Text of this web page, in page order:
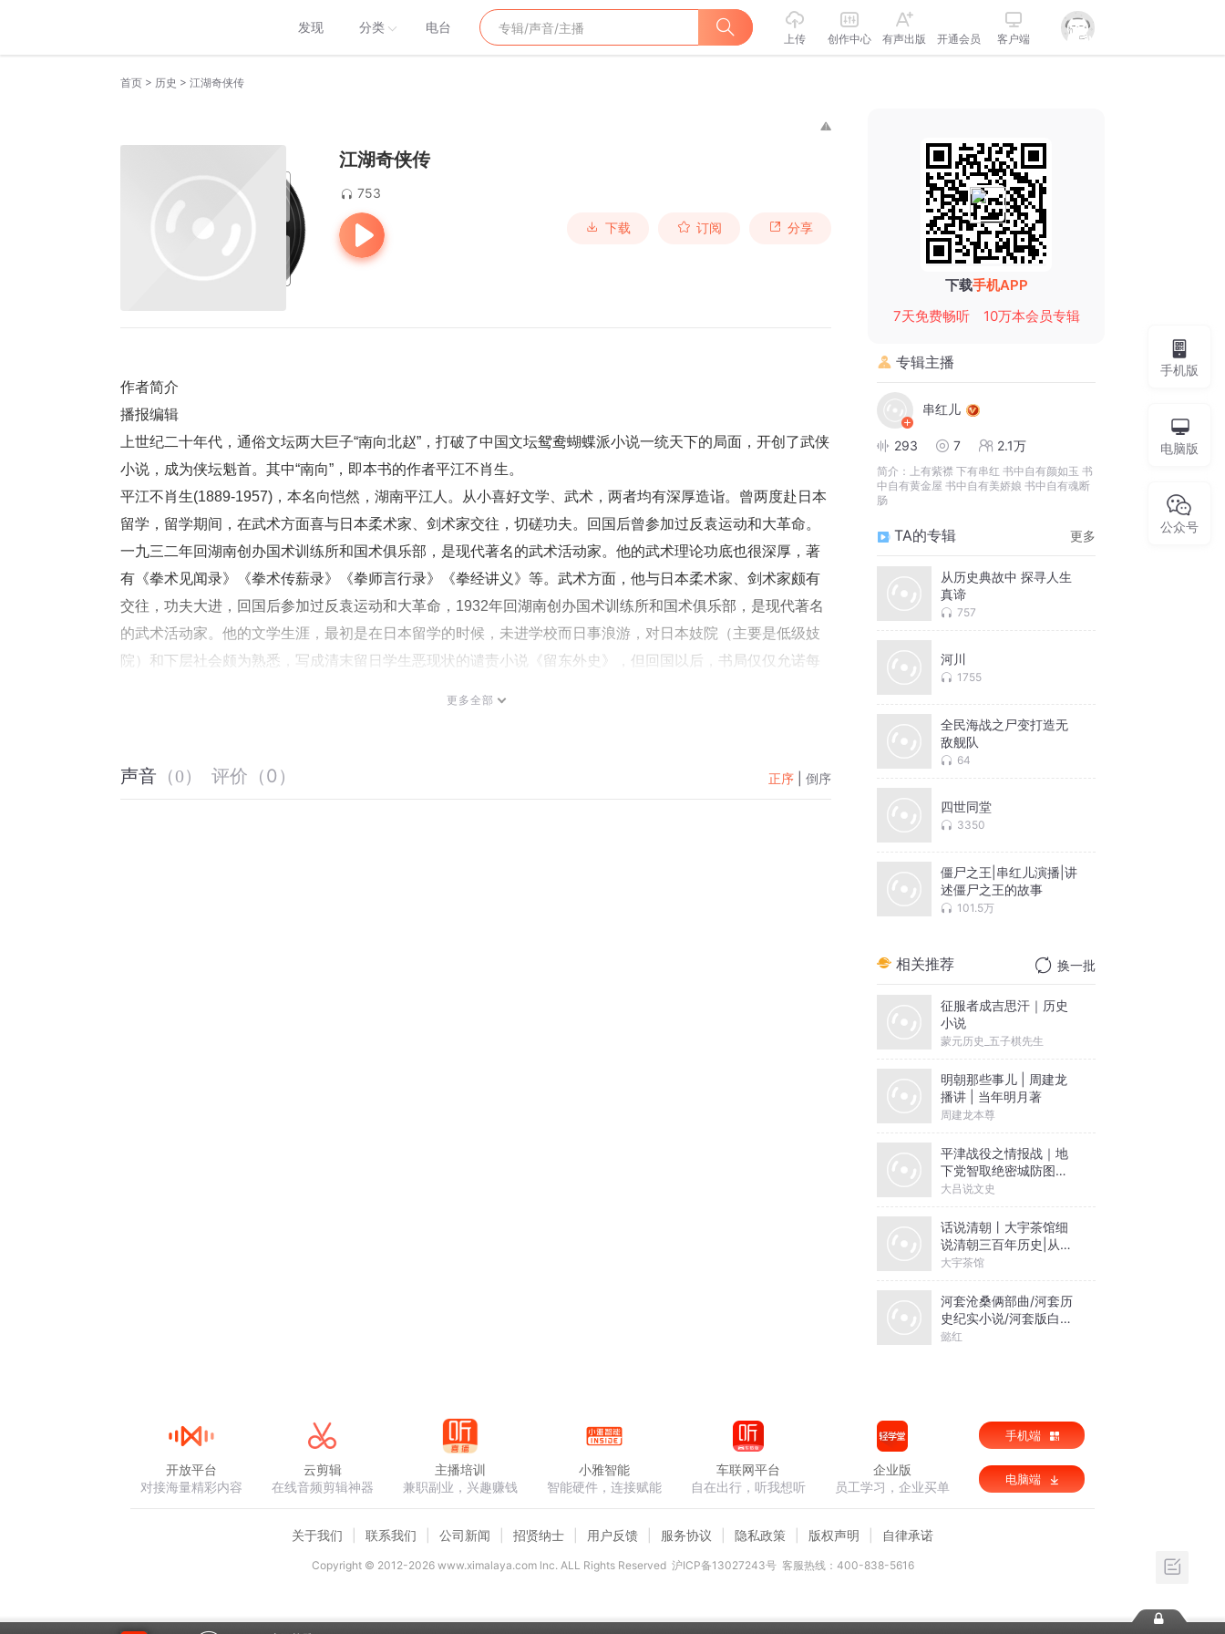
发现 分类 电台
上传 创作中心 有声出版 开通会员 客户端
首页 > 历史 > 江湖奇侠传
江湖奇侠传
753
下载 订阅 分享
作者简介
播报编辑
上世纪二十年代，通俗文坛两大巨子“南向北赵”，打破了中国文坛鸳鸯蝴蝶派小说一统天下的局面，开创了武侠
小说，成为侠坛魁首。其中“南向”，即本书的作者平江不肖生。
平江不肖生(1889-1957)，本名向恺然，湖南平江人。从小喜好文学、武术，两者均有深厚造诣。曾两度赴日本
留学，留学期间，在武术方面喜与日本柔术家、剑术家交往，切磋功夫。回国后曾参加过反袁运动和大革命。
一九三二年回湖南创办国术训练所和国术俱乐部，是现代著名的武术活动家。他的武术理论功底也很深厚，著
有《拳术见闻录》《拳术传薪录》《拳师言行录》《拳经讲义》等。武术方面，他与日本柔术家、剑术家颇有
交往，功夫大进，回国后参加过反袁运动和大革命，1932年回湖南创办国术训练所和国术俱乐部，是现代著名
的武术活动家。他的文学生涯，最初是在日本留学的时候，未进学校而日事浪游，对日本妓院（主要是低级妓
院）和下层社会颇为熟悉，写成清末留日学生恶现状的谴责小说《留东外史》，但回国以后，书局仅仅允诺每
以此奠定了他在现代武侠文学中的地位。平江不肖生的作品，受湖南民俗影响，将写实与神怪相结合，又善于
更多全部
声音 （0） 评价 （0 ） 正序 倒序
下载手机APP
7天免费畅听
10万本会员专辑
专辑主播
串红儿
293 7 2.1万
简介：
上有紫襟 下有串红 书中自有颜如玉 书
中自有黄金屋 书中自有美娇娘 书中自有魂断
肠
TA的专辑 更多
从历史典故中 探寻人生
真谛
757
河川
1755
全民海战之尸变打造无
敌舰队
64
四世同堂
3350
僵尸之王|串红儿演播|讲
述僵尸之王的故事
101.5万
相关推荐 换一批
征服者成吉思汗｜历史
小说
蒙元历史_五子棋先生
明朝那些事儿 | 周建龙
播讲 | 当年明月著
周建龙本尊
平津战役之情报战｜地
下党智取绝密城防图｜
谍战小说
大吕说文史
话说清朝丨大宇茶馆细
说清朝三百年历史|从努
尔哈赤到末代皇帝溥仪|
大宇茶馆
河套沧桑俩部曲/河套历
史纪实小说/河套版白鹿
原
懿红
手机版
电脑版
公众号
开放平台
对接海量精彩内容
云剪辑
在线音频剪辑神器
主播培训
兼职副业，兴趣赚钱
小雅智能
智能硬件，连接赋能
车联网平台
自在出行，听我想听
企业版
员工学习，企业买单
手机端
电脑端
关于我们 联系我们 公司新闻 招贤纳士 用户反馈 服务协议 隐私政策 版权声明 自律承诺
Copyright © 2012-2026www.ximalaya.com lnc. ALL Rights Reserved 沪ICP备13027243号 客服热线：400-838-5616